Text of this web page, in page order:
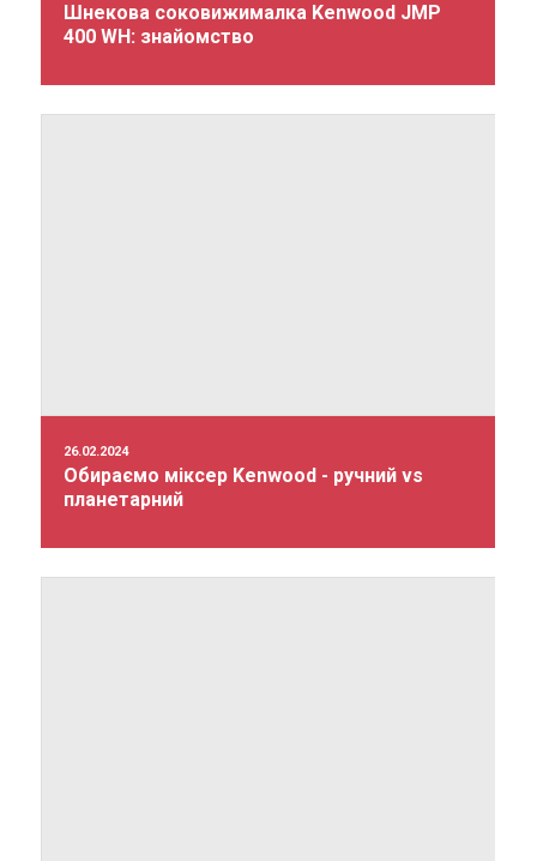
Шнекова соковижималка Kenwood JMP
400 WH: знайомство
26.02.2024
Обираємо міксер Kenwood - ручний vs
планетарний